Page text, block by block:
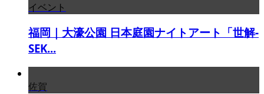
イベント
福岡｜大濠公園 日本庭園ナイトアート「世解-
SEK...
佐賀